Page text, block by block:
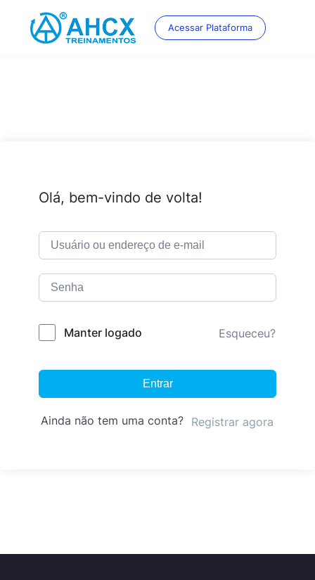
content
Acessar Plataforma
Olá, bem-vindo de volta!
Manter logado Esqueceu?
Entrar
Ainda não tem uma conta? Registrar agora